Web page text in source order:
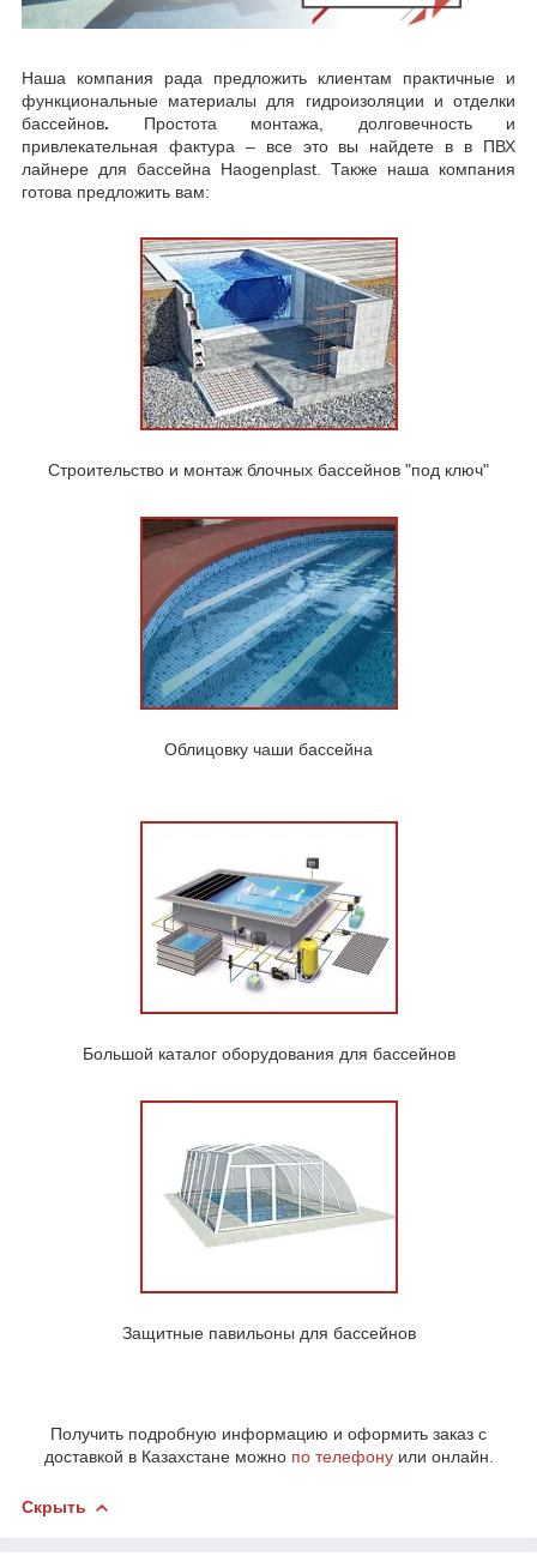
Наша компания рада предложить клиентам практичные и
функциональные материалы для гидроизоляции и отделки
бассейнов. Простота монтажа, долговечность и
привлекательная фактура – все это вы найдете в в ПВХ
лайнере для бассейна Haogenplast. Также наша компания
готова предложить вам:
Строительство и монтаж блочных бассейнов "под ключ"
Облицовку чаши бассейна
Большой каталог оборудования для бассейнов
Защитные павильоны для бассейнов
Получить подробную информацию и оформить заказ с
доставкой в Казахстане можно по телефонуили онлайн.
Скрыть